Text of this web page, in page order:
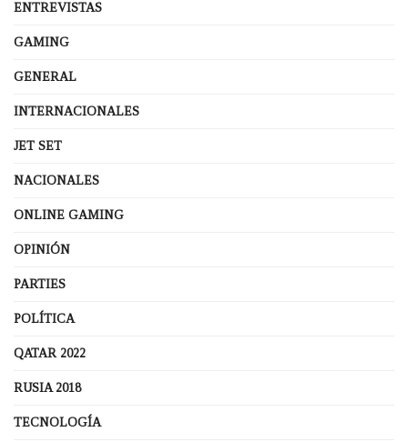
ENTREVISTAS
GAMING
GENERAL
INTERNACIONALES
JET SET
NACIONALES
ONLINE GAMING
OPINIÓN
PARTIES
POLÍTICA
QATAR 2022
RUSIA 2018
TECNOLOGÍA